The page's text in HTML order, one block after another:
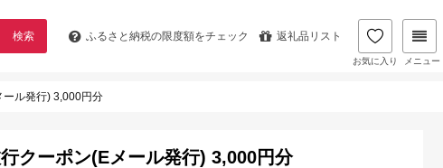
検索 ふるさと納税の限度額をチェック 返礼品リスト
お気に入り メニュー
ール発行) 3,000円分
クーポン(Eメール発行) 3,000円分